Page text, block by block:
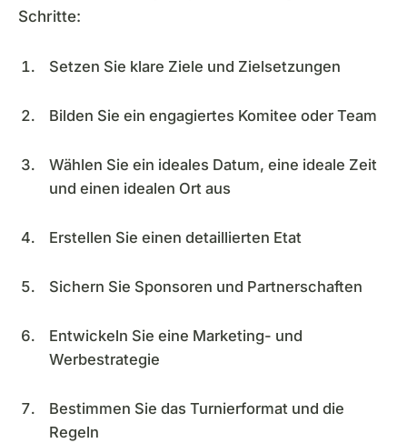
Schritte:
Setzen Sie klare Ziele und Zielsetzungen
Bilden Sie ein engagiertes Komitee oder Team
Wählen Sie ein ideales Datum, eine ideale Zeit
und einen idealen Ort aus
Erstellen Sie einen detaillierten Etat
Sichern Sie Sponsoren und Partnerschaften
Entwickeln Sie eine Marketing- und
Werbestrategie
Bestimmen Sie das Turnierformat und die
Regeln